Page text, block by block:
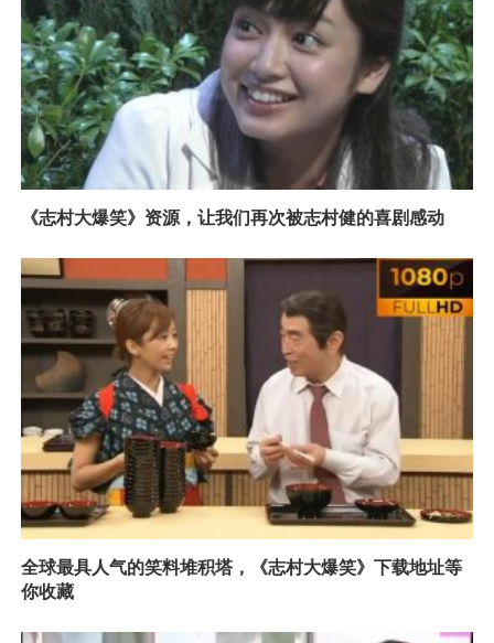
《志村大爆笑》资源，让我们再次被志村健的喜剧感动
全球最具人气的笑料堆积塔，《志村大爆笑》下载地址等
你收藏